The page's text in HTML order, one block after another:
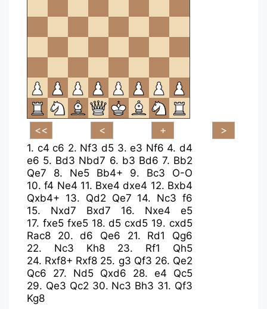
1. c4 c6 2. Nf3 d5 3.e3 Nf6 4.d4
e6 5. Bd3 Nbd7 6. b3 Bd6 7. Bb2
Qe7
8. Ne5 Bb4+ 9. Bc3
O-O
10.f4 Ne4 11. Bxe4 dxe4 12. Bxb4
Qxb4+ 13. Qd2 Qe7 14. Nc3 f6
15. Nxd7 Bxd7 16. Nxe4
e5
17. fxe5 fxe5 18.d5 cxd5 19.cxd5
Rac8
20.d6 Qe6 21. Rd1
Qg6
22. Nc3 Kh8 23. Rf1
Qh5
24. Rxf8+ Rxf8 25. g3 Qf3 26. Qe2
Qc6
27. Nd5 Qxd6 28. e4
Qc5
29. Qe3 Qc2 30. Nc3 Bh3 31. Qf3
Kg8